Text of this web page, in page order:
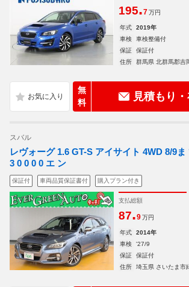
195.7 万円
年式 2019年
車検
車検整備付
保証
保証付
住所
群馬県 北群馬郡吉
無
料
見積もり
スバル
レヴォーグ 1.6 GT-S アイサイト 4WD 8/9
3 0 0 0 0 エ ン
保証付 車両品質保証書付 購入プラン付き
支払総額
87.9 万円
年式 2014年
車検
'27/9
保証
保証付
住所
埼玉県 さいたま市